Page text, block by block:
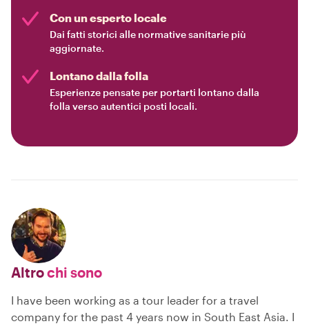
Con un esperto locale
Dai fatti storici alle normative sanitarie più
aggiornate.
Lontano dalla folla
Esperienze pensate per portarti lontano dalla
folla verso autentici posti locali.
Altrochi sono
I have been working as a tour leader for a travel
company for the past 4 years now in South East Asia. I